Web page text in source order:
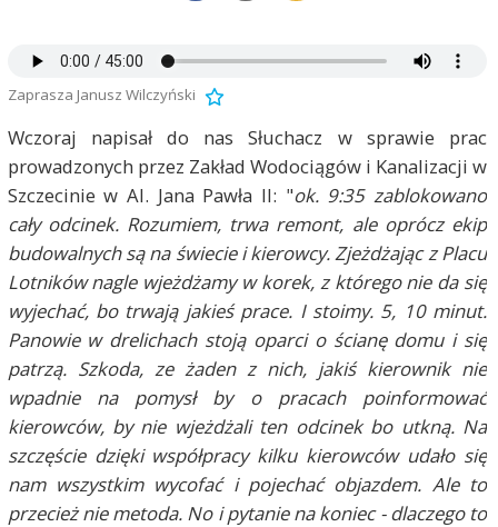
Zaprasza Janusz Wilczyński
Wczoraj napisał do nas Słuchacz w sprawie prac
prowadzonych przez Zakład Wodociągów i Kanalizacji w
Szczecinie w Al. Jana Pawła II: "ok. 9:35 zablokowano
cały odcinek. Rozumiem, trwa remont, ale oprócz ekip
budowalnych są na świecie i kierowcy. Zjeżdżając z Placu
Lotników nagle wjeżdżamy w korek, z którego nie da się
wyjechać, bo trwają jakieś prace. I stoimy. 5, 10 minut.
Panowie w drelichach stoją oparci o ścianę domu i się
patrzą. Szkoda, ze żaden z nich, jakiś kierownik nie
wpadnie na pomysł by o pracach poinformować
kierowców, by nie wjeżdżali ten odcinek bo utkną. Na
szczęście dzięki współpracy kilku kierowców udało się
nam wszystkim wycofać i pojechać objazdem. Ale to
przecież nie metoda. No i pytanie na koniec - dlaczego to